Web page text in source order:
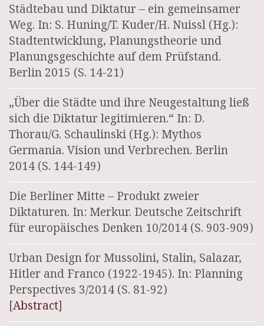
Städtebau und Diktatur – ein gemeinsamer
Weg. In: S. Huning/T. Kuder/H. Nuissl (Hg.):
Stadtentwicklung, Planungstheorie und
Planungsgeschichte auf dem Prüfstand.
Berlin 2015 (S. 14-21)
„Über die Städte und ihre Neugestaltung ließ
sich die Diktatur legitimieren.“ In: D.
Thorau/G. Schaulinski (Hg.): Mythos
Germania. Vision und Verbrechen. Berlin
2014 (S. 144-149)
Die Berliner Mitte – Produkt zweier
Diktaturen. In: Merkur. Deutsche Zeitschrift
für europäisches Denken 10/2014 (S. 903-909)
Urban Design for Mussolini, Stalin, Salazar,
Hitler and Franco (1922-1945). In: Planning
Perspectives 3/2014 (S. 81-92)
[Abstract]